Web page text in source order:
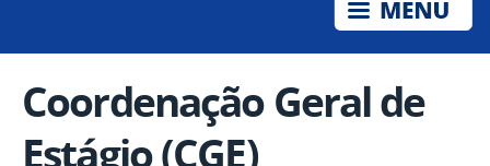
Coordenação Geral de
Estágio (CGE)